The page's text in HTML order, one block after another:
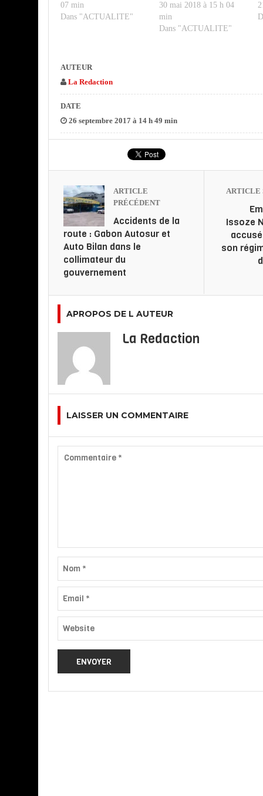
07 min
Dans "ACTUALITE"
30 mai 2018 à 15 h 04
min
Dans "ACTUALITE"
AUTEUR
La Redaction
DATE
26 septembre 2017 à 14 h 49 min
ARTICLE
PRÉCÉDENT
Accidents de la
route : Gabon Autosur et
Auto Bilan dans le
collimateur du
gouvernement
ARTICLE
Issoze
son
APROPOS DE L AUTEUR
La Redaction
LAISSER UN COMMENTAIRE